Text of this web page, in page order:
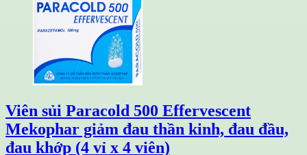
Viên sủi Paracold 500 Effervescent
Mekophar giảm đau thần kinh, đau đầu,
đau khớp (4 vỉ x 4 viên)